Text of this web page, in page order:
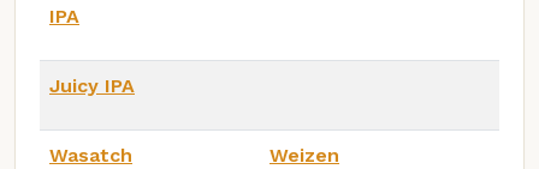
IPA
Juicy IPA
Wasatch
Weizen